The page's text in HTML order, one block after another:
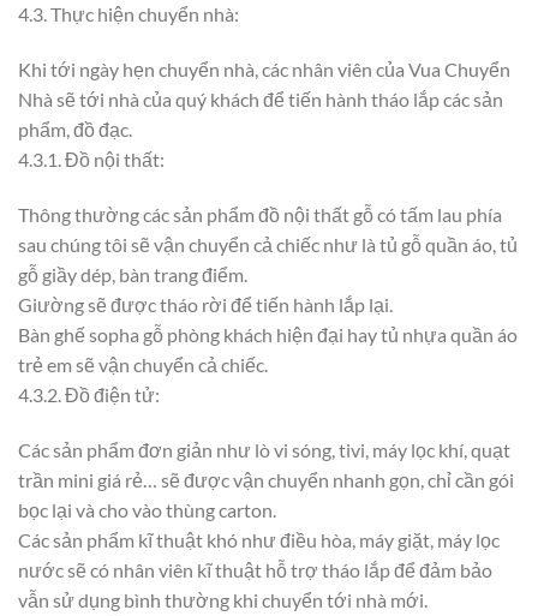
4.3. Thực hiện chuyển nhà:
Khi tới ngày hẹn chuyển nhà, các nhân viên của Vua Chuyển
Nhà sẽ tới nhà của quý khách để tiến hành tháo lắp các sản
phẩm, đồ đạc.
4.3.1. Đồ nội thất:
Thông thường các sản phẩm đồ nội thất gỗ có tấm lau phía
sau chúng tôi sẽ vận chuyển cả chiếc như là tủ gỗ quần áo, tủ
gỗ giầy dép, bàn trang điểm.
Giường sẽ được tháo rời để tiến hành lắp lại.
Bàn ghế sopha gỗ phòng khách hiện đại hay tủ nhựa quần áo
trẻ em sẽ vận chuyển cả chiếc.
4.3.2. Đồ điện tử:
Các sản phẩm đơn giản như lò vi sóng, tivi, máy lọc khí, quạt
trần mini giá rẻ… sẽ được vận chuyển nhanh gọn, chỉ cần gói
bọc lại và cho vào thùng carton.
Các sản phẩm kĩ thuật khó như điều hòa, máy giặt, máy lọc
nước sẽ có nhân viên kĩ thuật hỗ trợ tháo lắp để đảm bảo
vẫn sử dụng bình thường khi chuyển tới nhà mới.